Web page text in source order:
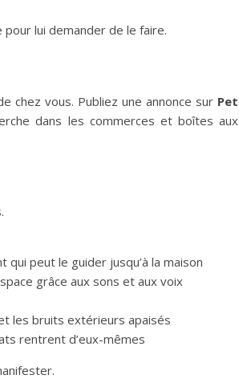
lui demander de le faire.
chez vous. Publiez une annonce sur Pet
dans les commerces et boîtes aux
peut le guider jusqu’à la maison
grâce aux sons et aux voix
les bruits extérieurs apaisés
rentrent d’eux-mêmes